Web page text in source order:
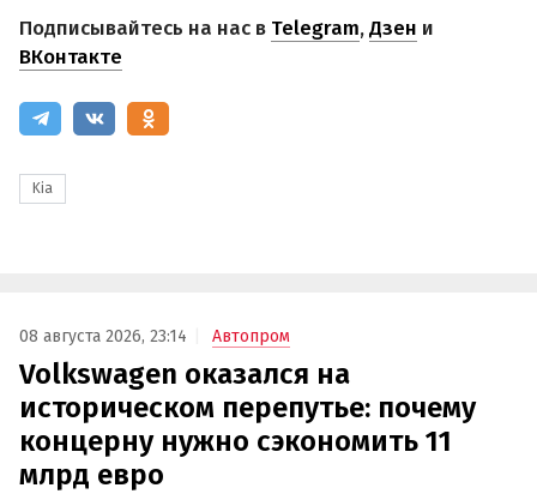
Подписывайтесь на нас в Telegram,Дзен и
ВКонтакте
Kia
08 августа 2026, 23:14 Автопром
Volkswagen оказался на
историческом перепутье: почему
концерну нужно сэкономить 11
млрд евро